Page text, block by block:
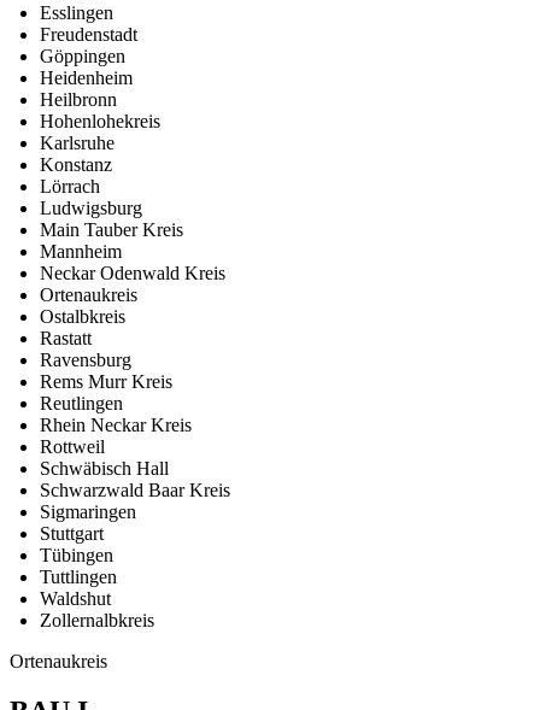
Esslingen
Freudenstadt
Göppingen
Heidenheim
Heilbronn
Hohenlohekreis
Karlsruhe
Konstanz
Lörrach
Ludwigsburg
Main Tauber Kreis
Mannheim
Neckar Odenwald Kreis
Ortenaukreis
Ostalbkreis
Rastatt
Ravensburg
Rems Murr Kreis
Reutlingen
Rhein Neckar Kreis
Rottweil
Schwäbisch Hall
Schwarzwald Baar Kreis
Sigmaringen
Stuttgart
Tübingen
Tuttlingen
Waldshut
Zollernalbkreis
Ortenaukreis